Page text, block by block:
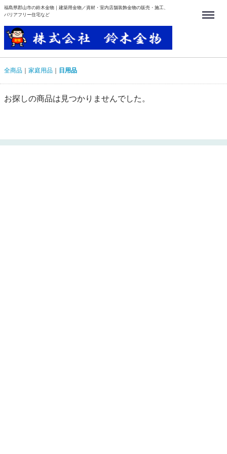
福島県郡山市の鈴木金物｜建築用金物／資材・室内店舗装飾金物の販売・施工、
バリアフリー住宅など
Menu
全商品 家庭用品 日用品
お探しの商品は見つかりませんでした。